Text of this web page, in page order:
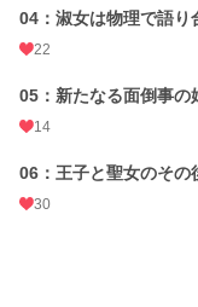
優雅かつ圧倒的な無手格闘
※「小説家になろう」、「
稿しています。
20250715：婚約者候補に
04：淑女は物理で語り
22
05：新たなる面倒事の
14
06：王子と聖女のその
30